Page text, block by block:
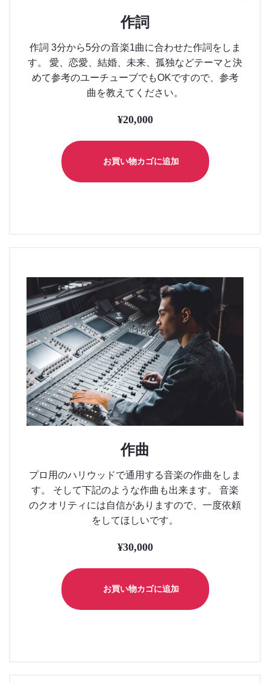
作詞
作詞 3分から5分の音楽1曲に合わせた作詞をしま
す。 愛、恋愛、結婚、未来、孤独などテーマと決
めて参考のユーチューブでもOKですので、参考
曲を教えてください。
¥20,000
お買い物カゴに追加
作曲
プロ用のハリウッドで通用する音楽の作曲をしま
す。 そして下記のような作曲も出来ます。 音楽
のクオリティには自信がありますので、一度依頼
をしてほしいです。
¥30,000
お買い物カゴに追加